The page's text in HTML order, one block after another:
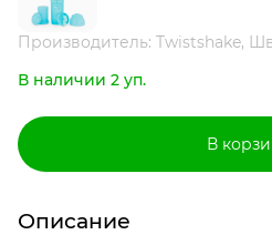
Производитель: Twistshake,
В наличии 2 уп.
В
Описание